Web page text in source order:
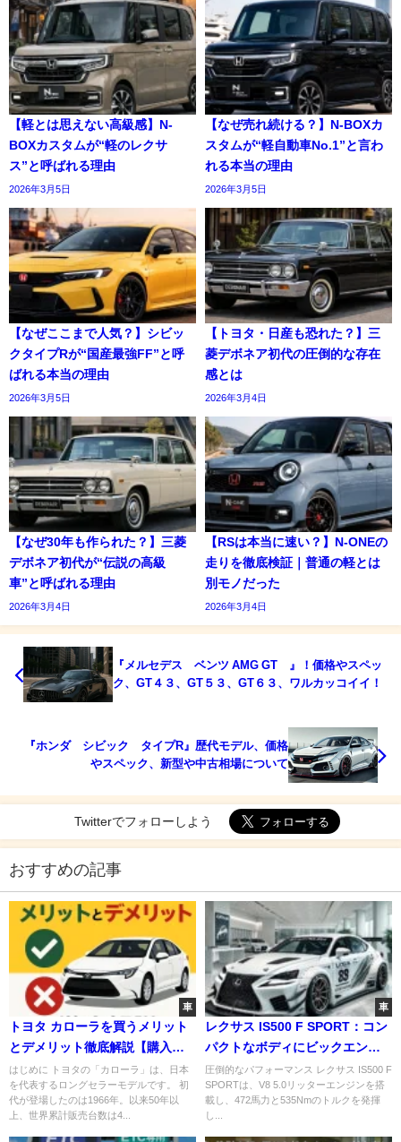
【軽とは思えない高級感】N-
BOXカスタムが“軽のレクサ
ス”と呼ばれる理由
2026年3月5日
【なぜ売れ続ける？】N-BOXカ
スタムが“軽自動車No.1”と言わ
れる本当の理由
2026年3月5日
【なぜここまで人気？】シビッ
クタイプRが“国産最強FF”と呼
ばれる本当の理由
2026年3月5日
【トヨタ・日産も恐れた？】三
菱デボネア初代の圧倒的な存在
感とは
2026年3月4日
【なぜ30年も作られた？】三菱
デボネア初代が“伝説の高級
車”と呼ばれる理由
2026年3月4日
【RSは本当に速い？】N-ONEの
走りを徹底検証｜普通の軽とは
別モノだった
2026年3月4日
『メルセデス ベンツ AMG GT 』！価格やスペッ
ク、GT４３、GT５３、GT６３、ワルカッコイイ！
『ホンダ シビック タイプR』歴代モデル、価格
やスペック、新型や中古相場について
Twitterでフォローしよう
おすすめの記事
車
トヨタ カローラを買うメリット
とデメリット徹底解説【購入前
に必見】
はじめに トヨタの「カローラ」は、日本
を代表するロングセラーモデルです。 初
代が登場したのは1966年。以来50年以
上、世界累計販売台数は4...
車
レクサス IS500 F SPORT：コン
パクトなボディにビックエンジ
ン！究極のラグジュアリースポ
ーツセダン！
圧倒的なパフォーマンス レクサス IS500 F
SPORTは、V8 5.0リッターエンジンを搭
載し、472馬力と535Nmのトルクを発揮
し...